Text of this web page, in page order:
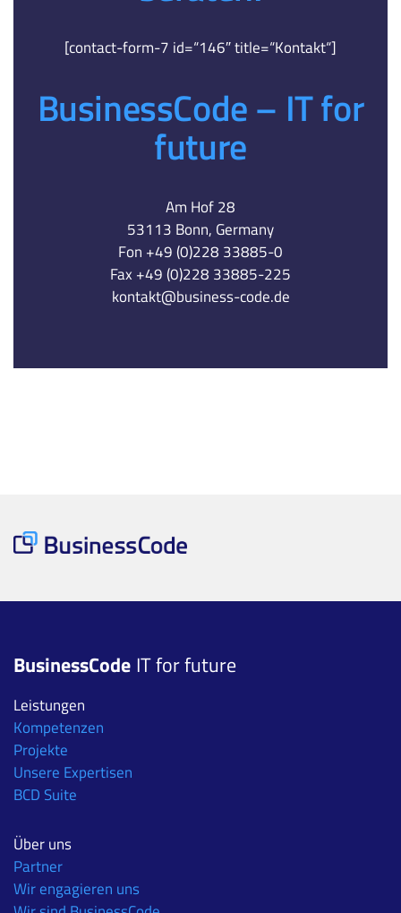
[contact-form-7 id=“146″ title=“Kontakt“]
BusinessCode – IT for
future
Am Hof 28
53113 Bonn, Germany
Fon +49 (0)228 33885-0
Fax +49 (0)228 33885-225
kontakt@business-code.de
BusinessCode IT for future
Leistungen
Kompetenzen
Projekte
Unsere Expertisen
BCD Suite
Über uns
Partner
Wir engagieren uns